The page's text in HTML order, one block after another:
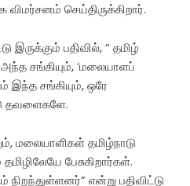
செய்திருக்கிறார்.
இருக்கும் பதிவில், “ தமிழ்
சங்கியும், ‘மலையாளப்
இந்த சங்கியும், ஒரே
தவளைகளே.
மலையாளிகள் தமிழ்நாடு
பேசுகிறார்கள்.
நிறந்துள்ளனர்” என்று பதிவிட்டு